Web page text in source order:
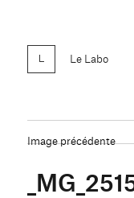
Le Labo
Image précédente